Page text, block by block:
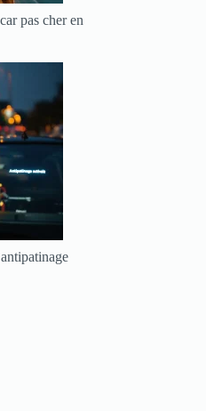
pas cher en